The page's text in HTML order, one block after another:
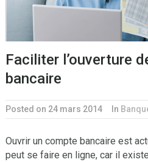
Faciliter l’ouverture
bancaire
Posted on 24 mars 2014 In
Ouvrir un compte bancaire est
peut se faire en ligne, car il